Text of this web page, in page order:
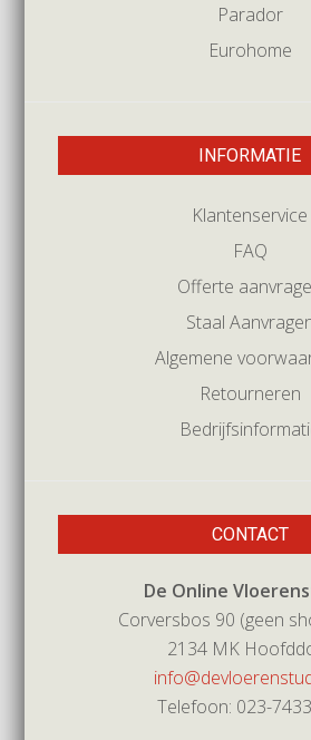
Parador
Eurohome
INFORMATIE
Klantenservice
FAQ
Offerte
Staal
Algemene
Retourneren
CONTACT
De Online
Corversbos 90 (geen
2134 MK
Telefoon: 023-